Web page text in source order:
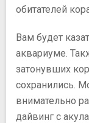
обитателей
Вам будет
аквариуме.
затонувших
сохранились.
внимательно
дайвинг с